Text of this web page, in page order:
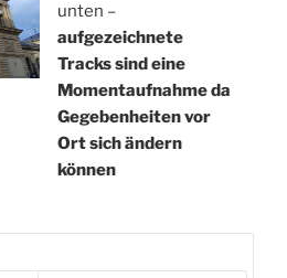
unten –
aufgezeichnete
Tracks sind eine
Momentaufnahme da
Gegebenheiten vor
Ort sich ändern
können